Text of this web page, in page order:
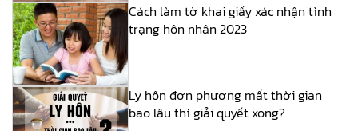
Cách làm tờ khai giấy xác nhận tình
trạng hôn nhân 2023
Ly hôn đơn phương mất thời gian
bao lâu thì giải quyết xong?